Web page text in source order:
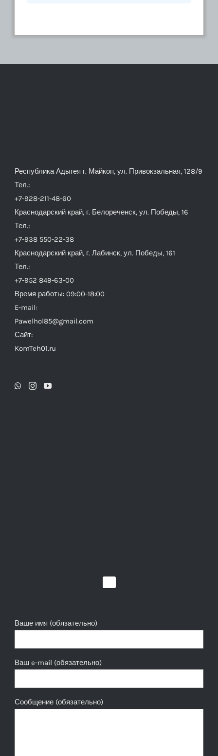
Республика Адыгея г. Майкоп, ул. Привокзальная, 128/9
Тел.:
+7-928-211-48-60
Краснодарский край, г. Белореченск, ул. Победы, 16
Тел.:
+7-938 550-22-38
Краснодарский край, г. Лабинск, ул. Победы, 161
Тел.:
+7-952 849-63-00
Время работы: 09:00-18:00
E-mail:
Pawelhol85@gmail.com
Сайт:
KomTeh01.ru
Ваше имя (обязательно)
Ваш e-mail (обязательно)
Сообщение (обязательно)